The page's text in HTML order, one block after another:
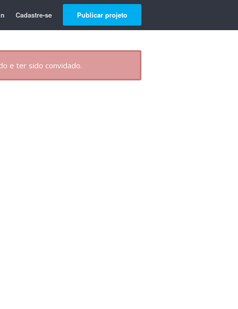
Cadastre-se Publicar projeto
e ter sido convidado.